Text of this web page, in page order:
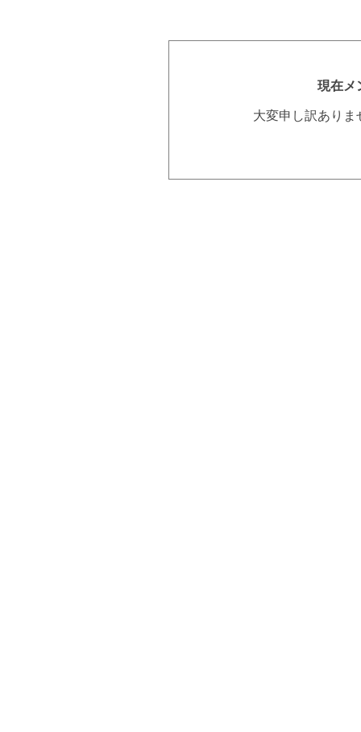
現在メ
大変申し訳あり